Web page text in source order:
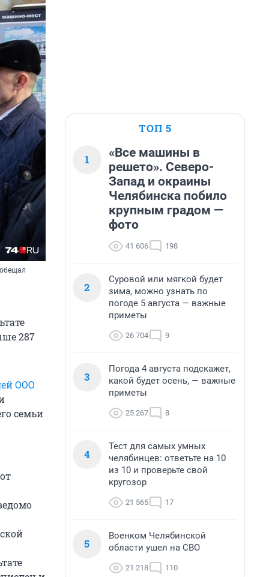
287
ООО
семьи
ТОП 5
1
«Все машины в
решето». Северо-
Запад и окраины
Челябинска побило
крупным градом —
фото
41 606 198
2
Суровой или мягкой будет
зима, можно узнать по
погоде 5 августа — важные
приметы
26 704 9
3
Погода 4 августа подскажет,
какой будет осень, — важные
приметы
25 267 8
4
Тест для самых умных
челябинцев: ответьте на 10
из 10 и проверьте свой
кругозор
21 565 17
5
Военком Челябинской
области ушел на СВО
21 218 110